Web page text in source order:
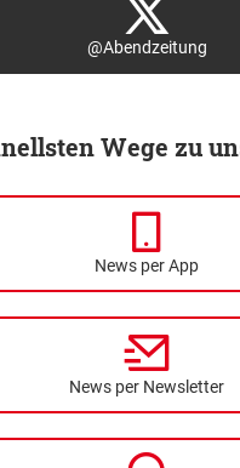
@Abendzeitung
Wege zu
News per App
News per Newsletter